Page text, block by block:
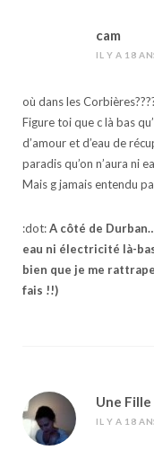
cam
IL Y A 18
où dans les
Figure toi que c là bas
d’amour et d’eau de
paradis qu’on n’aura ni
Mais g jamais entendu
:dot:A côté de
eau ni électricité là-
bien que je me
fais !!)
Une Fille
IL Y A 18